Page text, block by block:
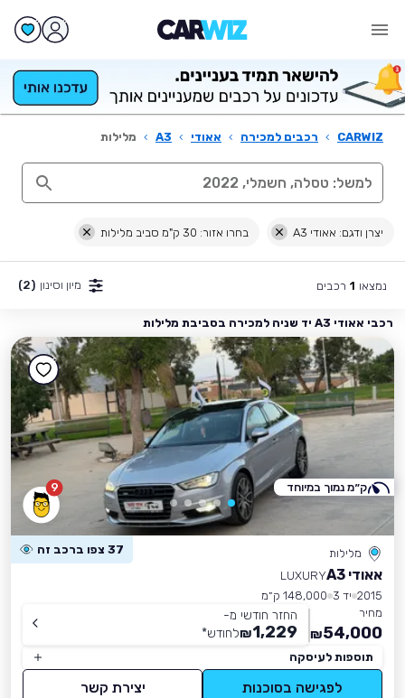
CARWIZ
› רכבים למכירה › אאודי ›
A3
› מלילות
יצרן ודגם: אאודי A3 בחרו אזור: 30 ק"מ סביב מלילות
נמצאו 1 רכבים מיון וסינון (2)
רכבי אאודי A3 יד שניה למכירה בסביבת מלילות
9
מלילות 37 צפו ברכב זה
אאודי A3
LUXURY
2015 יד 3
148,000 ק״מ
מחיר
54,000
₪
החזר חודשי מ-
1,229
₪לחודש*
תוספות לעיסקה
לפגישה בסוכנות יצירת קשר
ק״מ נמוך במיוחד